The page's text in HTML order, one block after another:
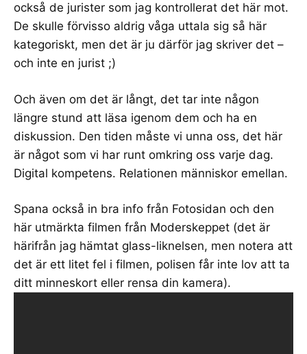
också de jurister som jag kontrollerat det här mot.
De skulle förvisso aldrig våga uttala sig så här
kategoriskt, men det är ju därför jag skriver det –
och inte en jurist ;)
Och även om det är långt, det tar inte någon
längre stund att läsa igenom dem och ha en
diskussion. Den tiden måste vi unna oss, det här
är något som vi har runt omkring oss varje dag.
Digital kompetens. Relationen människor emellan.
Spana också in bra info från Fotosidan och den
här utmärkta filmen från Moderskeppet (det är
härifrån jag hämtat glass-liknelsen, men notera att
det är ett litet fel i filmen, polisen får inte lov att ta
ditt minneskort eller rensa din kamera).